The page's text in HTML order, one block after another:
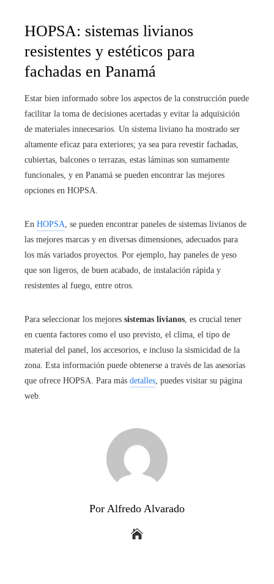
HOPSA: sistemas livianos
resistentes y estéticos para
fachadas en Panamá
Estar bien informado sobre los aspectos de la construcción puede
facilitar la toma de decisiones acertadas y evitar la adquisición
de materiales innecesarios. Un sistema liviano ha mostrado ser
altamente eficaz para exteriores; ya sea para revestir fachadas,
cubiertas, balcones o terrazas, estas láminas son sumamente
funcionales, y en Panamá se pueden encontrar las mejores
opciones en HOPSA.
En HOPSA , se pueden encontrar paneles de sistemas livianos de
las mejores marcas y en diversas dimensiones, adecuados para
los más variados proyectos. Por ejemplo, hay paneles de yeso
que son ligeros, de buen acabado, de instalación rápida y
resistentes al fuego, entre otros.
Para seleccionar los mejores sistemas livianos , es crucial tener
en cuenta factores como el uso previsto, el clima, el tipo de
material del panel, los accesorios, e incluso la sismicidad de la
zona. Esta información puede obtenerse a través de las asesorías
que ofrece HOPSA. Para más detalles , puedes visitar su página
web.
Por Alfredo Alvarado